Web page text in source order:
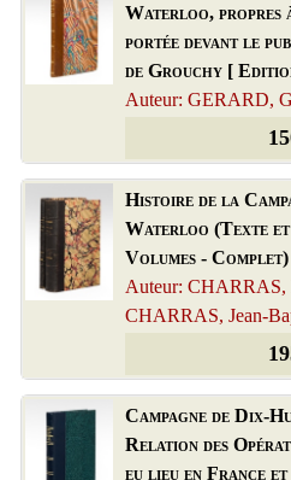
Waterloo, propres
portée devant le
de Grouchy [
Auteur: GERARD,
Histoire de la
Waterloo (Texte
Volumes - Complet)
Auteur: CHARRAS,
CHARRAS, Jean-
Campagne de Dix-
Relation des
eu lieu en France